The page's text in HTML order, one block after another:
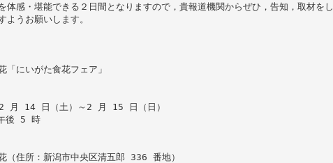
体感・堪能できる２日間となりますので，貴報道機関からぜひ，告知，取材をし
ようお願いします。
「にいがた食花フェア」
月 14 日（土）～2 月 15 日（日）
後 5 時
（住所：新潟市中央区清五郎 336 番地）